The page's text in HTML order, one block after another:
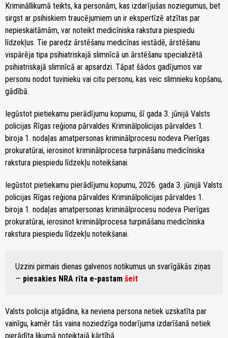
Krimināllikumā teikts, ka personām, kas izdarījušas noziegumus, bet
sirgst ar psihiskiem traucējumiem un ir ekspertīzē atzītas par
nepieskaitāmām, var noteikt medicīniska rakstura piespiedu
līdzekļus. Tie paredz ārstēšanu medicīnas iestādē, ārstēšanu
vispārēja tipa psihiatriskajā slimnīcā un ārstēšanu specializētā
psihiatriskajā slimnīcā ar apsardzi. Tāpat šādos gadījumos var
personu nodot tuvinieku vai citu personu, kas veic slimnieku kopšanu,
gādībā.
Iegūstot pietiekamu pierādījumu kopumu, šī gada 3. jūnijā Valsts
policijas Rīgas reģiona pārvaldes Kriminālpolicijas pārvaldes 1.
biroja 1. nodaļas amatpersonas kriminālprocesu nodeva Pierīgas
prokuratūrai, ierosinot kriminālprocesa turpināšanu medicīniska
rakstura piespiedu līdzekļu noteikšanai.
Iegūstot pietiekamu pierādījumu kopumu, 2026. gada 3. jūnijā Valsts
policijas Rīgas reģiona pārvaldes Kriminālpolicijas pārvaldes 1.
biroja 1. nodaļas amatpersonas kriminālprocesu nodeva Pierīgas
prokuratūrai, ierosinot kriminālprocesa turpināšanu medicīniska
rakstura piespiedu līdzekļu noteikšanai.
Uzzini pirmais dienas galvenos notikumus un svarīgākās ziņas
— piesakies NRA rīta e-pastam šeit
Valsts policija atgādina, ka neviena persona netiek uzskatīta par
vainīgu, kamēr tās vaina noziedzīga nodarījuma izdarīšanā netiek
pierādīta likumā noteiktajā kārtībā.